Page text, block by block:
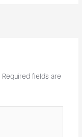
Required fields are